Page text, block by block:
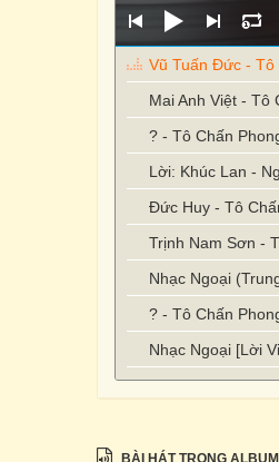
Vũ Tuấn Đức - Tô
Mai Anh Việt - Tô
? - Tô Chấn
Lời: Khúc Lan -
Đức Huy - Tô
Trịnh Nam Sơn -
Nhạc Ngoại
? - Tô Chấn
Nhạc Ngoại [Lời
Vũ Thành An -
BÀI HÁT TRONG ALBUM